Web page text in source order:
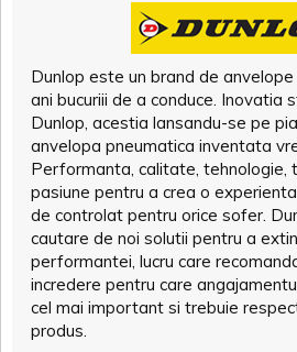
Dunlop este un brand de
ani bucuriii de a conduce. Inovatia
Dunlop, acestia lansandu-se pe
anvelopa pneumatica inventata
Performanta, calitate, tehnologie,
pasiune pentru a crea o
de controlat pentru orice sofer.
cautare de noi solutii pentru a
performantei, lucru care
incredere pentru care
cel mai important si trebuie
produs.